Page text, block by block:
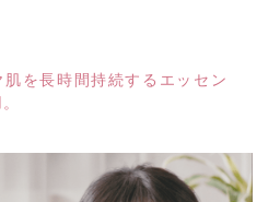
を長時間持続するエッセン